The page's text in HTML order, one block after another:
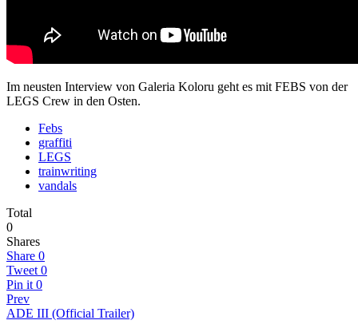
Im neusten Interview von Galeria Koloru geht es mit FEBS von der
LEGS Crew in den Osten.
Febs
graffiti
LEGS
trainwriting
vandals
Total
0
Shares
Share 0
Tweet 0
Pin it 0
Prev
ADE III (Official Trailer)